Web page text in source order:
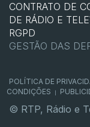
CONTRATO DE
DE RÁDIO E
RGPD
GESTÃO DAS
POLÍTICA DE
CONDIÇÕES
© RTP, Rádio e